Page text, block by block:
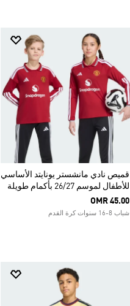
قميص نادي مانشستر يونايتد الأساسي
للأطفال لموسم 26/27 بأكمام طويلة
OMR 45.00
شباب 8-16 سنوات كرة القدم